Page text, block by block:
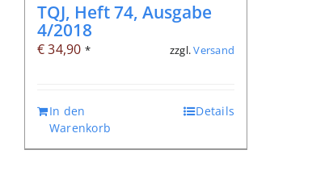
TQJ, Heft 74, Ausgabe
4/2018
€34,90 * zzgl.Versand
In den
Warenkorb
Details